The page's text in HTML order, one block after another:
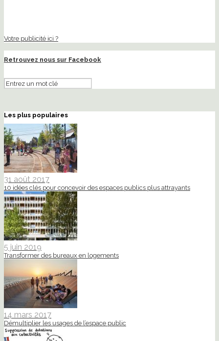
Votre publicité ici ?
Retrouvez nous sur Facebook
Les plus populaires
31 août 2017
10 idées clés pour concevoir des espaces publics plus attrayants
5 juin 2019
Transformer des bureaux en logements
14 mars 2017
Démultiplier les usages de l’espace public